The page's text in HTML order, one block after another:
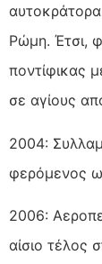
Ρώμη. Έτσι,
ποντίφικας
σε αγίους
2004:
φερόμενος
2006:
αίσιο τέλος